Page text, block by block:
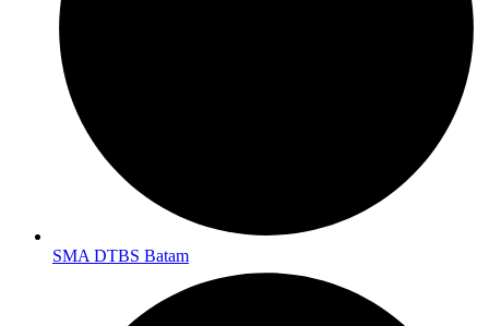
SMA DTBS Batam